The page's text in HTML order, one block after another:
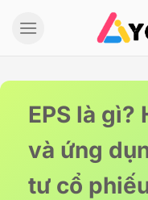
qua
EPS là gì?
và ứng
tư cổ